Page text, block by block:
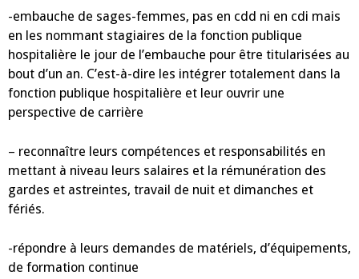
-embauche de sages-femmes, pas en cdd ni en cdi mais
en les nommant stagiaires de la fonction publique
hospitalière le jour de l’embauche pour être titularisées au
bout d’un an. C’est-à-dire les intégrer totalement dans la
fonction publique hospitalière et leur ouvrir une
perspective de carrière
– reconnaître leurs compétences et responsabilités en
mettant à niveau leurs salaires et la rémunération des
gardes et astreintes, travail de nuit et dimanches et
fériés.
-répondre à leurs demandes de matériels, d’équipements,
de formation continue